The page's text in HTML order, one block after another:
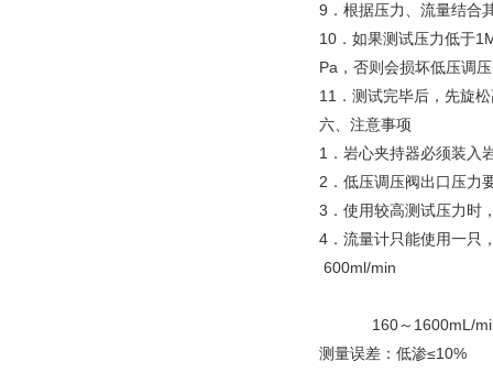
9．根据压力、流量结合
10．如果测试压力低于
Pa，否则会损坏低压调
11．测试完毕后，先旋
六、注意事项
1．岩心夹持器必须装入
2．低压调压阀出口压力
3．使用较高测试压力时
4．流量计只能使用一只
600ml/min
160～1600mL/
测量误差：低渗≤10%